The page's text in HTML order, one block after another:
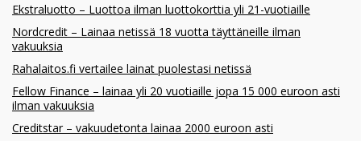
Ekstraluotto – Luottoa ilman luottokorttia yli 21-vuotiaille
Nordcredit – Lainaa netissä 18 vuotta täyttäneille ilman
vakuuksia
Rahalaitos.fi vertailee lainat puolestasi netissä
Fellow Finance – lainaa yli 20 vuotiaille jopa 15 000 euroon asti
ilman vakuuksia
Creditstar – vakuudetonta lainaa 2000 euroon asti